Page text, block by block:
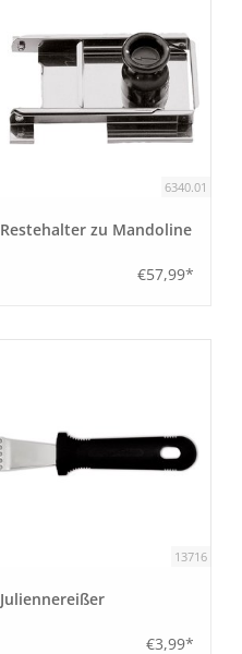
6340.01
Restehalter zu Mandoline
€57,99*
13716
Juliennereißer
€3,99*